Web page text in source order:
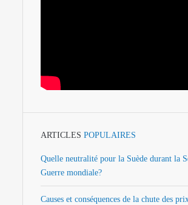
ARTICLES POPULAIRES
Quelle neutralité pour la Suède durant la
Guerre mondiale?
Causes et conséquences de la chute des